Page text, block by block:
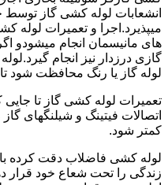
انشعابات لوله کشی گاز
میپذیرد.اجرا و تعمیرات لوله
های مانیسمان انجام میشودو
گازی درزدار نیز انجام
لوله گاز یا رنگ محافظت شود
تعمیرات لوله کشی گاز تا جایی
اتصالات فیتینگ و شیلنگهای
کمتر شود.
لوله کشی فاضلاب دقت کرده
زندگی را تحت شعاع خود قرار